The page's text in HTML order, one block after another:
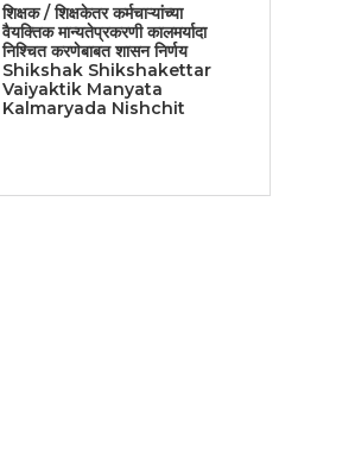
शिक्षक / शिक्षकेतर कर्मचाऱ्यांच्या
वैयक्तिक मान्यतेप्रकरणी कालमर्यादा
निश्चित करणेबाबत शासन निर्णय
Shikshak Shikshakettar
Vaiyaktik Manyata
Kalmaryada Nishchit